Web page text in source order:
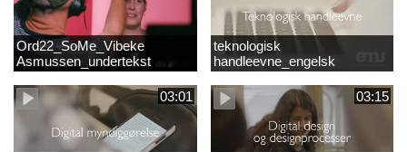
Ord22_SoMe_Vibeke
Asmussen_undertekst
teknologisk
handleevne_engelsk
03:01 03:15